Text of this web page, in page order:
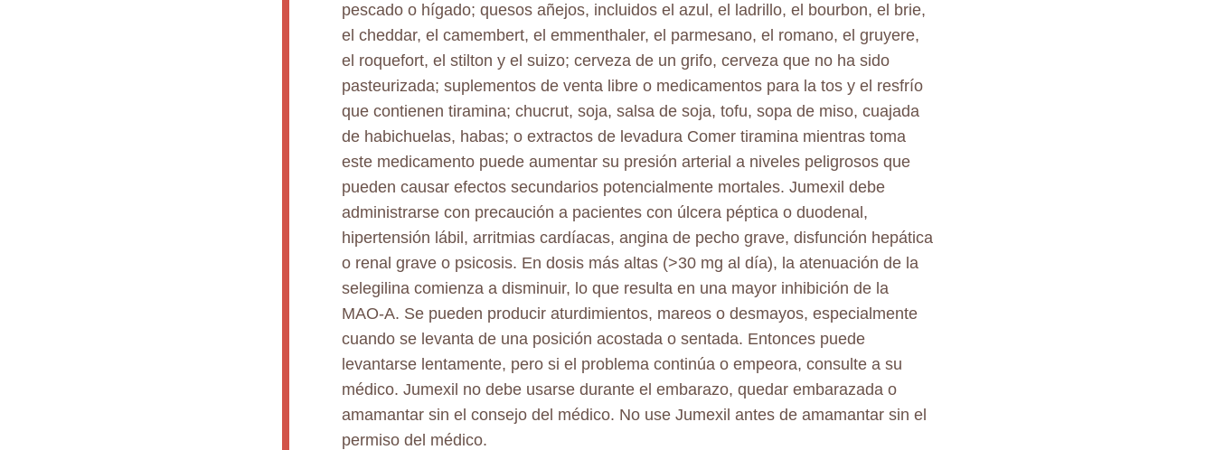
pescado o hígado; quesos añejos, incluidos el azul, el ladrillo, el bourbon, el brie,
el cheddar, el camembert, el emmenthaler, el parmesano, el romano, el gruyere,
el roquefort, el stilton y el suizo; cerveza de un grifo, cerveza que no ha sido
pasteurizada; suplementos de venta libre o medicamentos para la tos y el resfrío
que contienen tiramina; chucrut, soja, salsa de soja, tofu, sopa de miso, cuajada
de habichuelas, habas; o extractos de levadura Comer tiramina mientras toma
este medicamento puede aumentar su presión arterial a niveles peligrosos que
pueden causar efectos secundarios potencialmente mortales. Jumexil debe
administrarse con precaución a pacientes con úlcera péptica o duodenal,
hipertensión lábil, arritmias cardíacas, angina de pecho grave, disfunción hepática
o renal grave o psicosis. En dosis más altas (>30 mg al día), la atenuación de la
selegilina comienza a disminuir, lo que resulta en una mayor inhibición de la
MAO-A. Se pueden producir aturdimientos, mareos o desmayos, especialmente
cuando se levanta de una posición acostada o sentada. Entonces puede
levantarse lentamente, pero si el problema continúa o empeora, consulte a su
médico. Jumexil no debe usarse durante el embarazo, quedar embarazada o
amamantar sin el consejo del médico. No use Jumexil antes de amamantar sin el
permiso del médico.